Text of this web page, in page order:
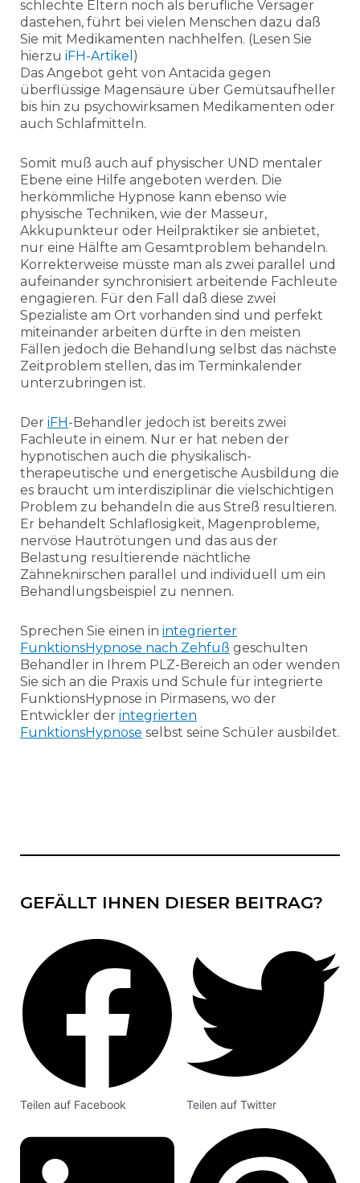
schlechte Eltern noch als berufliche Versager
dastehen, führt bei vielen Menschen dazu daß
Sie mit Medikamenten nachhelfen. (Lesen Sie
hierzu iFH-Artikel )
Das Angebot geht von Antacida gegen
überflüssige Magensäure über Gemütsaufheller
bis hin zu psychowirksamen Medikamenten oder
auch Schlafmitteln.
Somit muß auch auf physischer UND mentaler
Ebene eine Hilfe angeboten werden. Die
herkömmliche Hypnose kann ebenso wie
physische Techniken, wie der Masseur,
Akkupunkteur oder Heilpraktiker sie anbietet,
nur eine Hälfte am Gesamtproblem behandeln.
Korrekterweise müsste man als zwei parallel und
aufeinander synchronisiert arbeitende Fachleute
engagieren. Für den Fall daß diese zwei
Spezialiste am Ort vorhanden sind und perfekt
miteinander arbeiten dürfte in den meisten
Fällen jedoch die Behandlung selbst das nächste
Zeitproblem stellen, das im Terminkalender
unterzubringen ist.
Der iFH -Behandler jedoch ist bereits zwei
Fachleute in einem. Nur er hat neben der
hypnotischen auch die physikalisch-
therapeutische und energetische Ausbildung die
es braucht um interdisziplinär die vielschichtigen
Problem zu behandeln die aus Streß resultieren.
Er behandelt Schlaflosigkeit, Magenprobleme,
nervöse Hautrötungen und das aus der
Belastung resultierende nächtliche
Zähneknirschen parallel und individuell um ein
Behandlungsbeispiel zu nennen.
Sprechen Sie einen in integrierter
FunktionsHypnose nach Zehfuß geschulten
Behandler in Ihrem PLZ-Bereich an oder wenden
Sie sich an die Praxis und Schule für integrierte
FunktionsHypnose in Pirmasens, wo der
Entwickler der integrierten
FunktionsHypnose selbst seine Schüler ausbildet.
GEFÄLLT IHNEN DIESER BEITRAG?
Teilen auf Facebook Teilen auf Twitter